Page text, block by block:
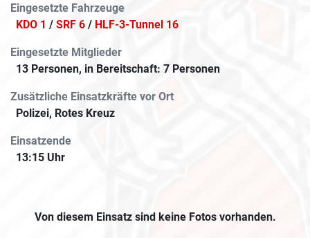
Eingesetzte Fahrzeuge
KDO 1 / SRF 6 / HLF-3-Tunnel 16
Eingesetzte Mitglieder
13 Personen, in Bereitschaft: 7 Personen
Zusätzliche Einsatzkräfte vor Ort
Polizei, Rotes Kreuz
Einsatzende
13:15 Uhr
Von diesem Einsatz sind keine Fotos vorhanden.